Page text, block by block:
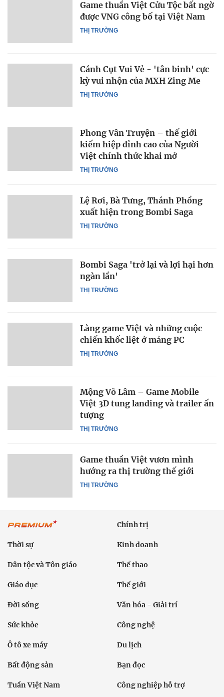
THỊ TRƯỜNG
Game thuần Việt Cửu Tộc bất ngờ
được VNG công bố tại Việt Nam
THỊ TRƯỜNG
Cánh Cụt Vui Vẻ - 'tân binh' cực
kỳ vui nhộn của MXH Zing Me
THỊ TRƯỜNG
Phong Vân Truyện – thế giới
kiếm hiệp đỉnh cao của Người
Việt chính thức khai mở
THỊ TRƯỜNG
Lệ Rơi, Bà Tưng, Thánh Phồng
xuất hiện trong Bombi Saga
THỊ TRƯỜNG
Bombi Saga 'trở lại và lợi hại hơn
ngàn lần'
THỊ TRƯỜNG
Làng game Việt và những cuộc
chiến khốc liệt ở mảng PC
THỊ TRƯỜNG
Mộng Võ Lâm – Game Mobile
Việt 3D tung landing và trailer ấn
tượng
THỊ TRƯỜNG
Game thuần Việt vươn mình
hướng ra thị trường thế giới
Chính trị
Thời sự Kinh doanh
Dân tộc và Tôn giáo Thể thao
Giáo dục Thế giới
Đời sống Văn hóa - Giải trí
Sức khỏe Công nghệ
Ô tô xe máy Du lịch
Bất động sản Bạn đọc
Tuần Việt Nam Công nghiệp hỗ trợ